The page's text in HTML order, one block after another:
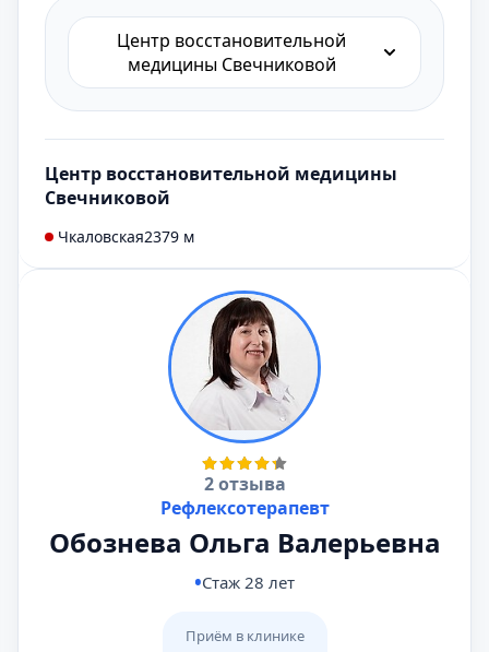
Центр восстановительной
медицины Свечниковой
Центр восстановительной медицины
Свечниковой
Чкаловская2379 м
2 отзыва
Рефлексотерапевт
Обознева Ольга Валерьевна
Стаж 28 лет
Приём в клинике